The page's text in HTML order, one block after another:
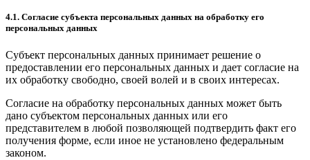
4.1. Согласие субъекта персональных данных на обработку его
персональных данных
Субъект персональных данных принимает решение о
предоставлении его персональных данных и дает согласие на
их обработку свободно, своей волей и в своих интересах.
Согласие на обработку персональных данных может быть
дано субъектом персональных данных или его
представителем в любой позволяющей подтвердить факт его
получения форме, если иное не установлено федеральным
законом.